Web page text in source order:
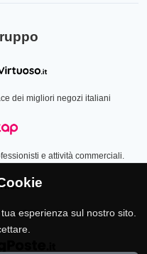
dei migliori negozi italiani
e attività commerciali.
CSS certificato Google
esperienza sul nostro sito.